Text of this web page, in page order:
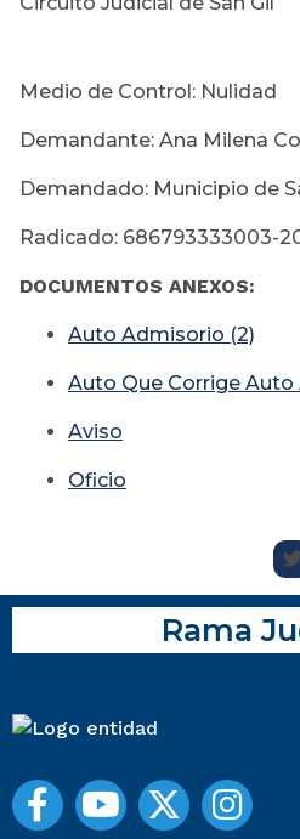
Medio de Control: Nulidad
Demandante: Ana Milena
Demandado: Municipio de
Radicado: 686793333003-
DOCUMENTOS ANEXOS:
Auto Admisorio (2)
Auto Que Corrige
Aviso
Oficio
Rama